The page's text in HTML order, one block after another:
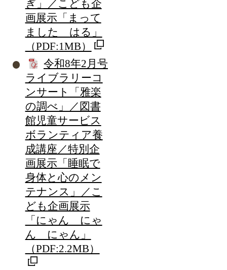
ぎ」／こども企
画展示「まって
ました はる」
（PDF:1MB）
令和8年2月号
ライブラリーコ
ンサート「雅楽
の調べ」／図書
館児童サービス
ボランティア養
成講座／特別企
画展示「睡眠で
身体と心のメン
テナンス」／こ
ども企画展示
「にゃん にゃ
ん にゃん」
（PDF:2.2MB）